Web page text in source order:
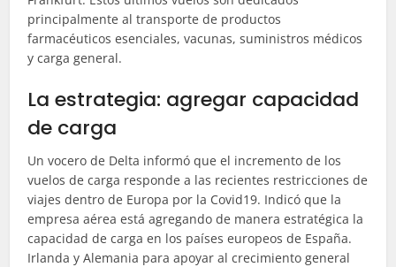
principalmente al transporte de productos
farmacéuticos esenciales, vacunas, suministros médicos
y carga general.
La estrategia: agregar capacidad
de carga
Un vocero de Delta informó que el incremento de los
vuelos de carga responde a las recientes restricciones de
viajes dentro de Europa por la Covid19. Indicó que la
empresa aérea está agregando de manera estratégica la
capacidad de carga en los países europeos de España.
Irlanda y Alemania para apoyar al crecimiento general